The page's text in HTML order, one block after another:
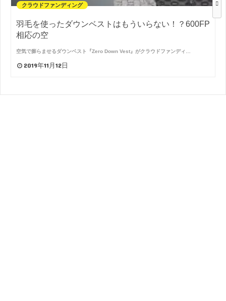
クラウドファンディング
羽毛を使ったダウンベストはもういらない！？600FP
相応の空
空気で膨らませるダウンベスト『Zero Down Vest』がクラウドファンディ…
2019年11月12日